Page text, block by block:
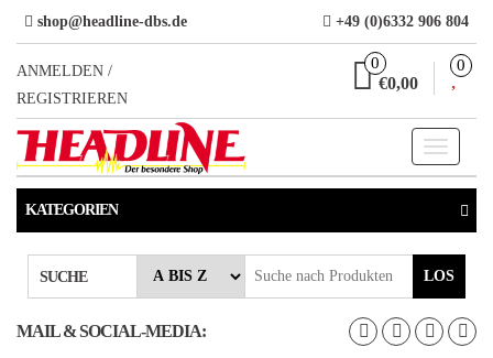
Direkt
zum
Inhalt
shop@headline-dbs.de +49 (0)6332 906 804
ANMELDEN /
REGISTRIEREN
0
€0,00
0
Toggle
KATEGORIEN
SUCHE LOS
MAIL & SOCIAL-MEDIA: